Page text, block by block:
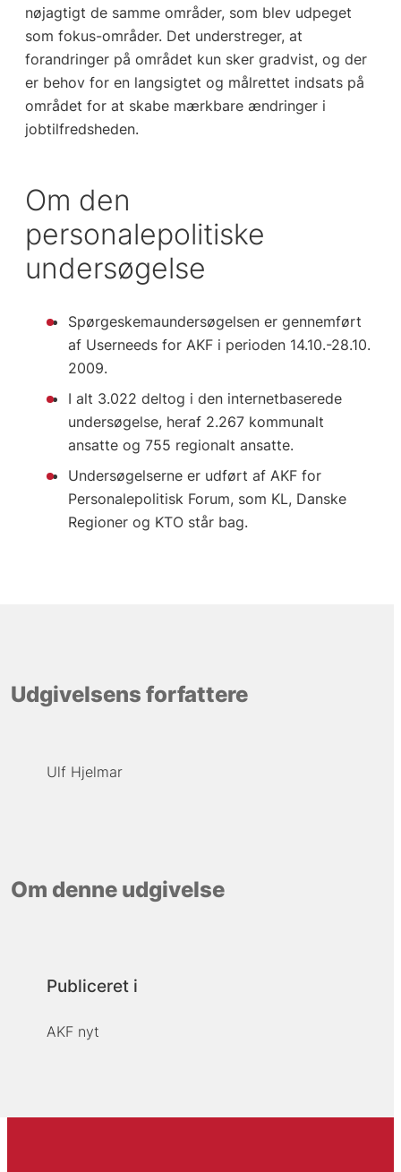
nøjagtigt de samme områder, som blev udpeget
som fokus-områder. Det understreger, at
forandringer på området kun sker gradvist, og der
er behov for en langsigtet og målrettet indsats på
området for at skabe mærkbare ændringer i
jobtilfredsheden.
Om den
personalepolitiske
undersøgelse
Spørgeskemaundersøgelsen er gennemført
af Userneeds for AKF i perioden 14.10.-28.10.
2009.
I alt 3.022 deltog i den internetbaserede
undersøgelse, heraf 2.267 kommunalt
ansatte og 755 regionalt ansatte.
Undersøgelserne er udført af AKF for
Personalepolitisk Forum, som KL, Danske
Regioner og KTO står bag.
Udgivelsens forfattere
Ulf Hjelmar
Om denne udgivelse
Publiceret i
AKF nyt